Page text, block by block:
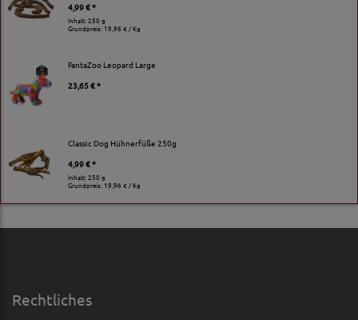
4,99 € *
Inhalt: 250 g
Grundpreis: 19,96 € / Kg
FantaZoo Leopard Large
23,65 € *
Classic Dog Hühnerfüße 250g
4,99 € *
Inhalt: 250 g
Grundpreis: 19,96 € / Kg
Rechtliches